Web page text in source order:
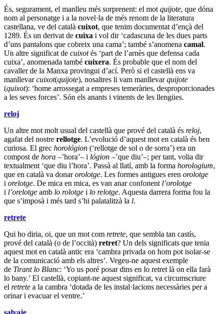
És, segurament, el manlleu més sorprenent: el mot quijote, que dóna
nom al personatge i a la novel·la de més renom de la literatura
castellana, ve del català cuixot, que tenim documentat d’ençà del
1289. És un derivat de cuixa i vol dir ‘cadascuna de les dues parts
d’uns pantalons que cobreix una cama’; també s’anomena camal.
Un altre significat de cuixotés ‘part de l’arnès que defensa cada
cuixa’, anomenada també cuixera. És probable que el nom del
cavaller de la Manxa provingui d’ací. Però si el castellà ens va
manllevarcuixot(quijote), nosaltres li vam manllevarquijote
(quixot): ‘home arrossegat a empreses temeràries, desproporcionades
a les seves forces’. Són els anants i vinents de les llengües.
reloj
Un altre mot molt usual del castellà que prové del català és reloj,
agafat del nostre rellotge. L’evolució d’aquest mot en català és ben
curiosa. El grec horológion (‘rellotge de sol o de sorra’) era un
compost de hora –’hora’– i lógion –’que diu’–; per tant, volia dir
textualment ‘que diu l’hora’. Passà al llatí, amb la forma horologium,
que en català va donarorolotge. Les formes antigues eren orolotge
i orelotge. De mica en mica, es van anar confonent l’orolotge
i l’orelotge amb lo rolotge i lo relotge. Aquesta darrera forma fou la
que s’imposà i més tard s’hi palatalitzà la l.
retrete
Qui ho diria, oi, que un mot com retrete, que sembla tan castís,
prové del català (o de l’occità) retret? Un dels significats que tenia
aquest mot en català antic era ‘cambra privada on hom pot isolar-se
de la comunicació amb els altres’. Vegeu-ne aquest exemple
de Tirant lo Blanc: ‘Yo us poré posar dins en lo retret là on ella farà
lo bany.’ El castellà, copiant-ne aquest significat, va circumscriure
el retrete a la cambra ‘dotada de les instal·lacions necessàries per a
orinar i evacuar el ventre.’
salvaje